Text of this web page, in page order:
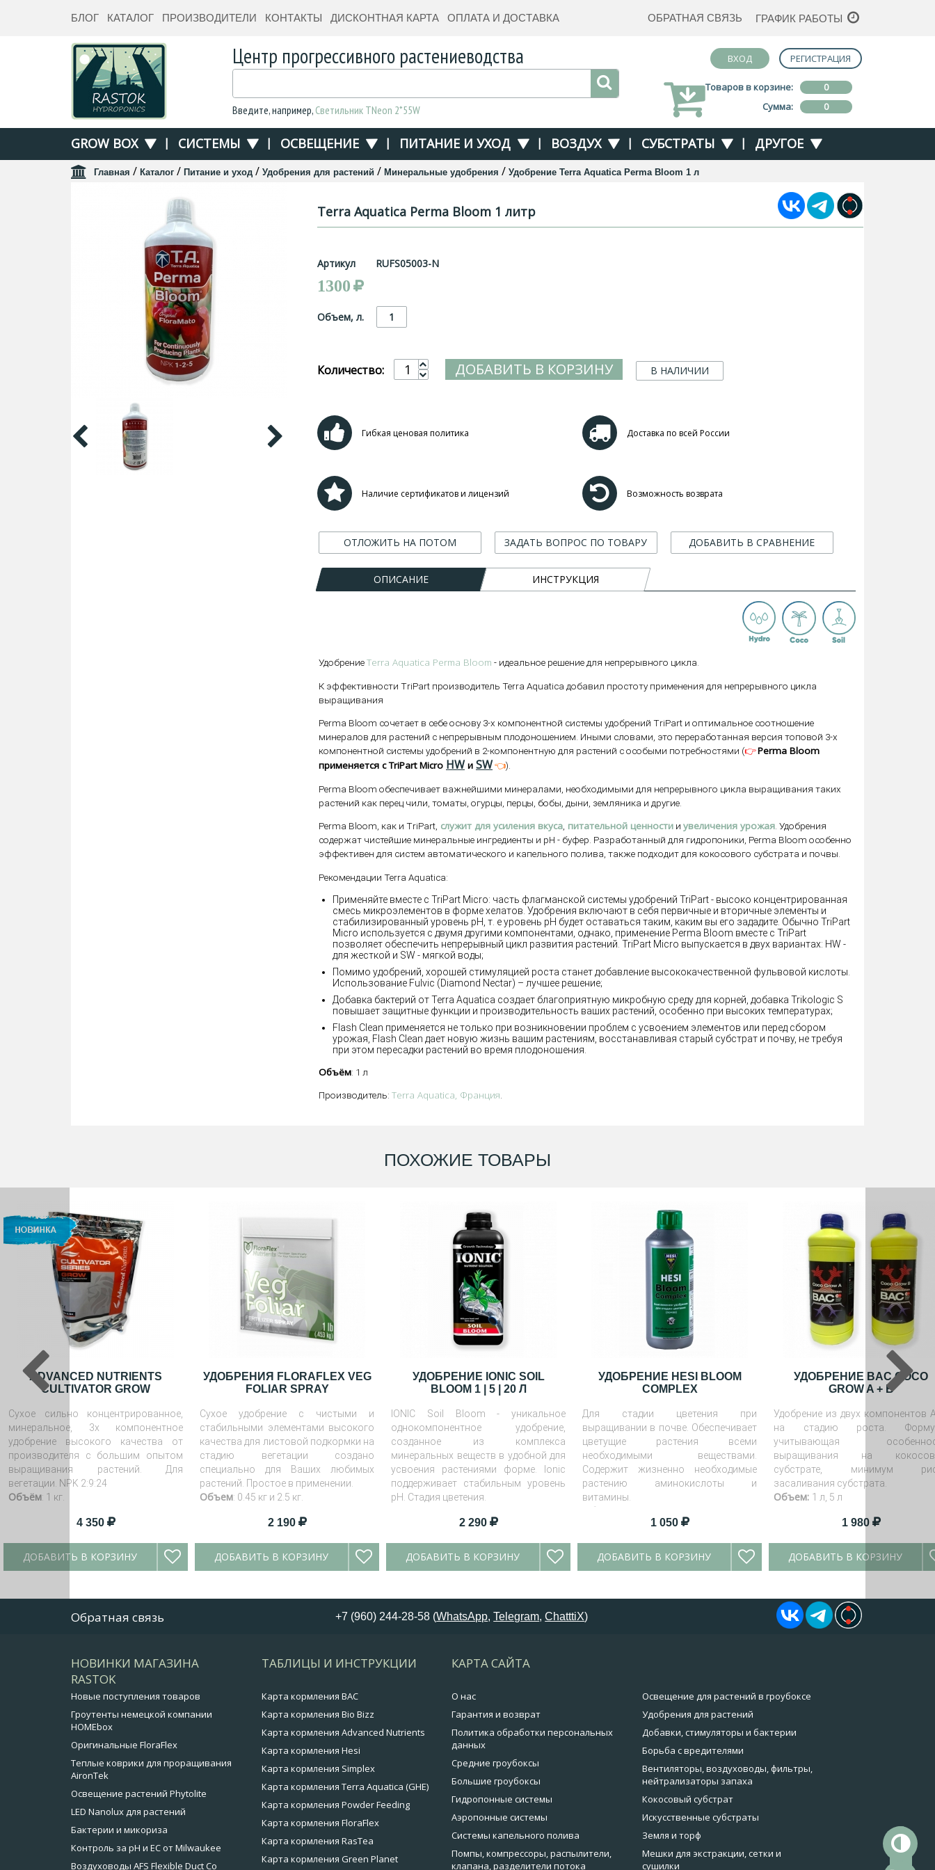
БЛОГ КАТАЛОГ ПРОИЗВОДИТЕЛИ КОНТАКТЫ ДИСКОНТНАЯ КАРТА ОПЛАТА И ДОСТАВКА ОБРАТНАЯ СВЯЗЬ ГРАФИК РАБОТЫ
Центр прогрессивного растениеводства
Введите, например, Светильник TNeon 2*55W
ВХОД РЕГИСТРАЦИЯ
Товаров в корзине:
0
Сумма:
0
GROW BOX | СИСТЕМЫ | ОСВЕЩЕНИЕ | ПИТАНИЕ И УХОД | ВОЗДУХ | СУБСТРАТЫ | ДРУГОЕ
Главная / Каталог / Питание и уход / Удобрения для растений / Минеральные удобрения / Удобрение Terra Aquatica Perma Bloom 1 л
Terra Aquatica Perma Bloom 1 литр
Артикул RUFS05003-N
1300
Объем, л. 1
Количество: ДОБАВИТЬ В КОРЗИНУ В НАЛИЧИИ
Гибкая ценовая политика Доставка по всей России
Наличие сертификатов и лицензий Возможность возврата
ОТЛОЖИТЬ НА ПОТОМ ЗАДАТЬ ВОПРОС ПО ТОВАРУ ДОБАВИТЬ В СРАВНЕНИЕ
ОПИСАНИЕ ИНСТРУКЦИЯ
УдобрениеTerra Aquatica Perma Bloom - идеальное решение для непрерывного цикла.
К эффективности TriPart производитель Terra Aquatica добавил простоту применения для непрерывного цикла
выращивания
Perma Bloom сочетает в себе основу 3-х компонентной системы удобрений TriPart и оптимальное соотношение
минералов для растений с непрерывным плодоношением. Иными словами, это переработанная версия топовой 3-х
компонентной системы удобрений в 2-компонентную для растений с особыми потребностями (👉Perma Bloom
применяется с TriPart Micro HW и SW👈).
Perma Bloom обеспечивает важнейшими минералами, необходимыми для непрерывного цикла выращивания таких
растений как перец чили, томаты, огурцы, перцы, бобы, дыни, земляника и другие.
Perma Bloom, как и TriPart, служит для усиления вкуса питательной ценности и увеличения урожая . Удобрения
содержат чистейшие минеральные ингредиенты и pH - буфер. Разработанный для гидропоники, Perma Bloom особенно
эффективен для систем автоматического и капельного полива, также подходит для кокосового субстрата и почвы.
Рекомендации Terra Aquatica:
Применяйте вместе с TriPart Micro: часть флагманской системы удобрений TriPart - высоко концентрированная
смесь микроэлементов в форме хелатов. Удобрения включают в себя первичные и вторичные элементы и
стабилизированный уровень pH, т. е уровень pH будет оставаться таким, каким вы его зададите. Обычно TriPart
Micro используется с двумя другими компонентами, однако, применение Perma Bloom вместе с TriPart
позволяет обеспечить непрерывный цикл развития растений. TriPart Micro выпускается в двух вариантах: HW -
для жесткой и SW - мягкой воды;
Помимо удобрений, хорошей стимуляцией роста станет добавление высококачественной фульвовой кислоты.
Использование Fulvic (Diamond Nectar) – лучшее решение;
Добавка бактерий от Terra Aquatica создает благоприятную микробную среду для корней, добавка Trikologic S
повышает защитные функции и производительность ваших растений, особенно при высоких температурах;
Flash Clean применяется не только при возникновении проблем с усвоением элементов или перед сбором
урожая, Flash Clean дает новую жизнь вашим растениям, восстанавливая старый субстрат и почву, не требуя
при этом пересадки растений во время плодоношения.
Объём: 1 л
Производитель: Terra Aquatica, Франция
ПОХОЖИЕ ТОВАРЫ
ADVANCED NUTRIENTS
CULTIVATOR GROW
Сухое сильно концентрированное,
минеральное, 3х компонентное
удобрение высокого качества от
производителя с большим опытом
выращивания растений. Для
вегетации. NPK 2:9:24
Объём: 1 кг.
4 350
ДОБАВИТЬ В КОРЗИНУ
УДОБРЕНИЯ FLORAFLEX VEG
FOLIAR SPRAY
Сухое удобрение с чистыми и
стабильными элементами высокого
качества для листовой подкормки на
стадию вегетации создано
специально для Ваших любимых
растений. Простое в применении.
Объем: 0.45 кг и 2.5 кг.
2 190
ДОБАВИТЬ В КОРЗИНУ
УДОБРЕНИЕ IONIC SOIL
BLOOM 1 | 5 | 20 Л
IONIC Soil Bloom - уникальное
однокомпонентное удобрение,
созданное из комплекса
минеральных веществ в удобной для
усвоения растениями форме. Ionic
поддерживает стабильным уровень
pH. Стадия цветения.
2 290
ДОБАВИТЬ В КОРЗИНУ
УДОБРЕНИЕ HESI BLOOM
COMPLEX
Для стадии цветения при
выращивании в почве. Обеспечивает
цветущие растения всеми
необходимыми веществами.
Содержит жизненно необходимые
растению аминокислоты и
витамины.
Объем:
1 050
ДОБАВИТЬ В КОРЗИНУ
УДОБРЕНИЕ BAC COCO
GROW A + B
Удобрение из двух компонентов
на стадию роста.
учитывающая
выращивания на
субстрате, минимум
засаливания субстрата.
Объем: 1 л, 5 л
1 980
ДОБАВИТЬ В КОРЗИНУ
Обратная связь +7 (960) 244-28-58 (WhatsApp,Telegram,ChatttiX)
НОВИНКИ МАГАЗИНА
RASTOK
Новые поступления товаров
Гроутенты немецкой компании
HOMEbox
Оригинальные FloraFlex
Теплые коврики для проращивания
AironTek
Освещение растений Phytolite
LED Nanolux для растений
Бактерии и микориза
Контроль за pH и EC от Milwaukee
Воздуховоды AFS Flexible Duct Co
ТАБЛИЦЫ И ИНСТРУКЦИИ
Карта кормления BAC
Карта кормления Bio Bizz
Карта кормления Advanced Nutrients
Карта кормления Hesi
Карта кормления Simplex
Карта кормления Terra Aquatica (GHE)
Карта кормления Powder Feeding
Карта кормления FloraFlex
Карта кормления RasTea
Карта кормления Green Planet
КАРТА САЙТА
О нас
Гарантия и возврат
Политика обработки персональных
данных
Средние гроубоксы
Большие гроубоксы
Гидропонные системы
Аэропонные системы
Системы капельного полива
Помпы, компрессоры, распылители,
клапана, разделители потока
Освещение для растений в гроубоксе
Удобрения для растений
Добавки, стимуляторы и бактерии
Борьба с вредителями
Вентиляторы, воздуховоды, фильтры,
нейтрализаторы запаха
Кокосовый субстрат
Искусственные субстраты
Земля и торф
Мешки для экстракции, сетки и
сушилки